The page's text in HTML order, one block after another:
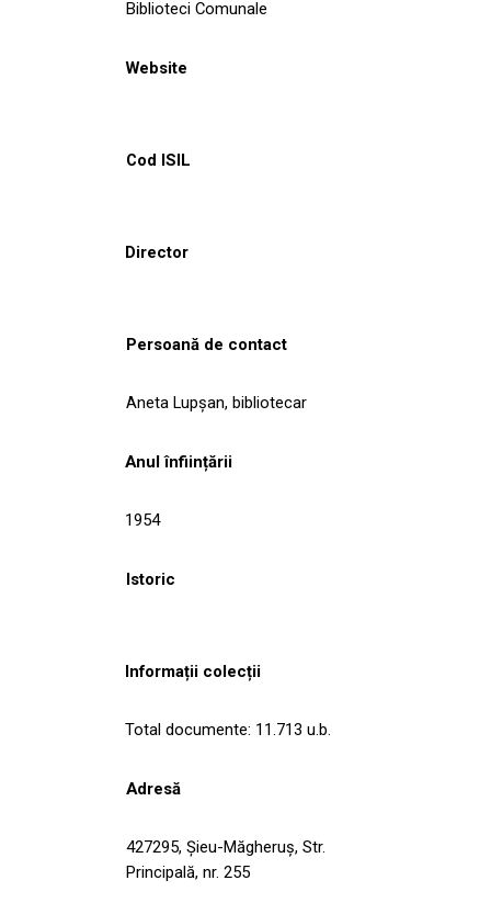
Biblioteci Comunale
Website
Cod ISIL
Director
Persoană de contact
Aneta Lupșan, bibliotecar
Anul înființării
1954
Istoric
Informații colecții
Total documente: 11.713 u.b.
Adresă
427295, Şieu-Măgheruş, Str.
Principală, nr. 255